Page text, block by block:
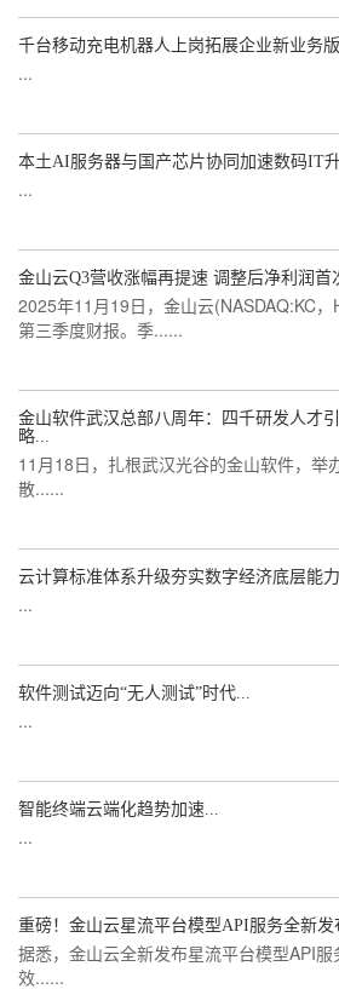
千台移动充电机器人上岗拓展企业新业务
...
本土AI服务器与国产芯片协同加速数码IT
...
金山云Q3营收涨幅再提速 调整后净利润首
2025年11月19日，金山云(NASDAQ:KC
第三季度财报。季......
金山软件武汉总部八周年：四千研发人才
略...
11月18日，扎根武汉光谷的金山软件，举
散......
云计算标准体系升级夯实数字经济底层能
...
软件测试迈向“无人测试”时代...
...
智能终端云端化趋势加速...
...
重磅！金山云星流平台模型API服务全新发
据悉，金山云全新发布星流平台模型API
效......